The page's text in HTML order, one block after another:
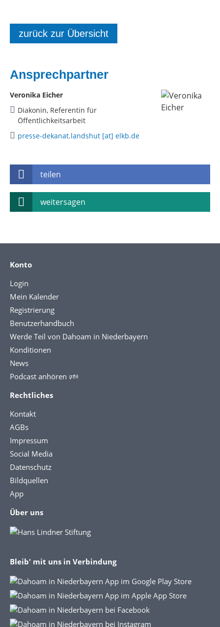
zurück zur Übersicht
Ansprechpartner
Veronika Eicher
Diakonin, Referentin für
Öffentlichkeitsarbeit
presse-dekanat.landshut [at] elkb.de
teilen
weitersagen
Konto
Login
Mein Kalender
Registrierung
Benutzerhandbuch
Werde Teil von Dahoam in Niederbayern
Konditionen
News
Podcast anhören 🕬
Rechtliches
Kontakt
AGBs
Impressum
Social Media
Datenschutz
Bildquellen
App
Über uns
Bleib' mit uns in Verbindung